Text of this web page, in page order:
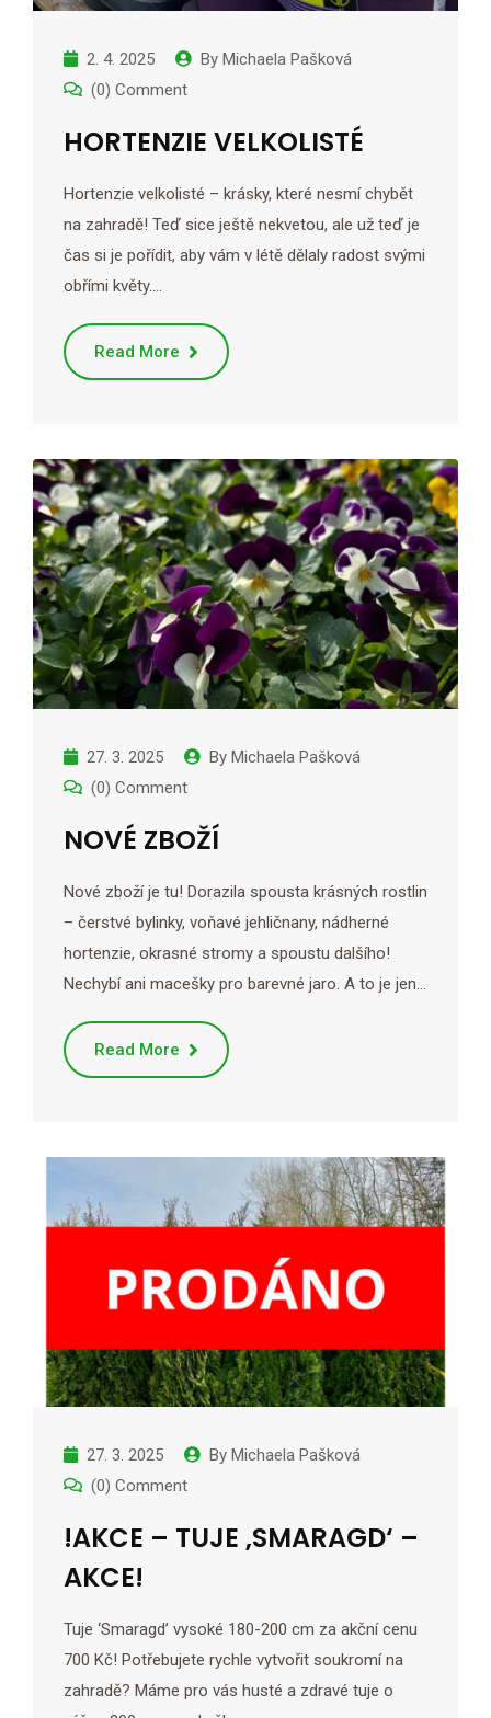
2. 4. 2025 By Michaela Pašková
(0) Comment
HORTENZIE VELKOLISTÉ
Hortenzie velkolisté – krásky, které nesmí chybět
na zahradě! Teď sice ještě nekvetou, ale už teď je
čas si je pořídit, aby vám v létě dělaly radost svými
obřími květy.…
Read More
27. 3. 2025 By Michaela Pašková
(0) Comment
NOVÉ ZBOŽÍ
Nové zboží je tu! Dorazila spousta krásných rostlin
– čerstvé bylinky, voňavé jehličnany, nádherné
hortenzie, okrasné stromy a spoustu dalšího!
Nechybí ani macešky pro barevné jaro. A to je jen…
Read More
27. 3. 2025 By Michaela Pašková
(0) Comment
!AKCE – TUJE ‚SMARAGD‘ –
AKCE!
Tuje ‘Smaragd’ vysoké 180-200 cm za akční cenu
700 Kč! Potřebujete rychle vytvořit soukromí na
zahradě? Máme pro vás husté a zdravé tuje o